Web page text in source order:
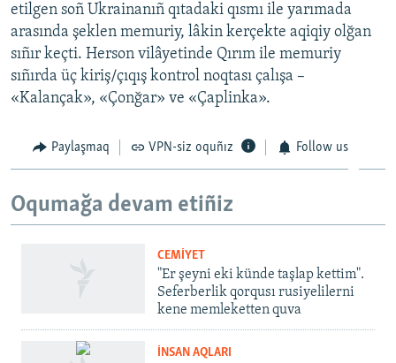
etilgen soñ Ukrainanıñ qıtadaki qısmı ile yarımada
arasında şeklen memuriy, lâkin kerçekte aqiqiy olğan
sıñır keçti. Herson vilâyetinde Qırım ile memuriy
sıñırda üç kiriş/çıqış kontrol noqtası çalışa –
«Kalançak», «Çonğar» ve «Çaplinka».
Paylaşmaq VPN-siz oquñız Follow us
Oqumağa devam etiñiz
CEMİYET
"Er şeyni eki künde taşlap kettim".
Seferberlik qorqusı rusiyelilerni
kene memleketten quva
İNSAN AQLARI